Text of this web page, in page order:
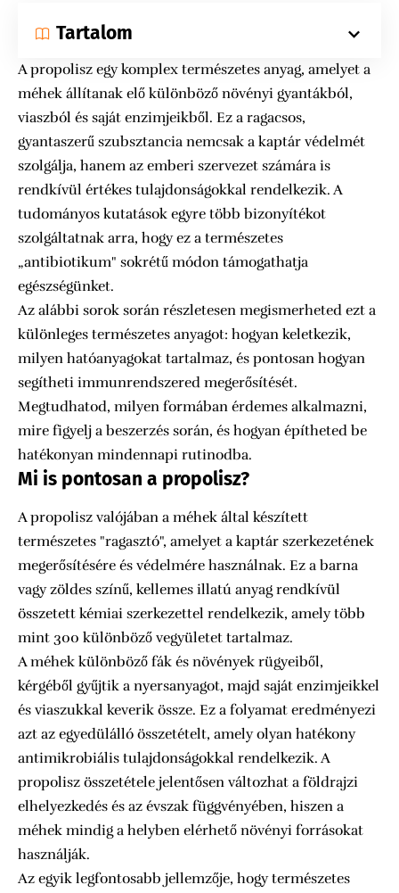
Tartalom
A propolisz egy komplex természetes anyag, amelyet a
méhek állítanak elő különböző növényi gyantákból,
viaszból és saját enzimjeikből. Ez a ragacsos,
gyantaszerű szubsztancia nemcsak a kaptár védelmét
szolgálja, hanem az emberi szervezet számára is
rendkívül értékes tulajdonságokkal rendelkezik. A
tudományos kutatások egyre több bizonyítékot
szolgáltatnak arra, hogy ez a természetes
„antibiotikum" sokrétű módon támogathatja
egészségünket.
Az alábbi sorok során részletesen megismerheted ezt a
különleges természetes anyagot: hogyan keletkezik,
milyen hatóanyagokat tartalmaz, és pontosan hogyan
segítheti immunrendszered megerősítését.
Megtudhatod, milyen formában érdemes alkalmazni,
mire figyelj a beszerzés során, és hogyan építheted be
hatékonyan mindennapi rutinodba.
Mi is pontosan a propolisz?
A propolisz valójában a méhek által készített
természetes "ragasztó", amelyet a kaptár szerkezetének
megerősítésére és védelmére használnak. Ez a barna
vagy zöldes színű, kellemes illatú anyag rendkívül
összetett kémiai szerkezettel rendelkezik, amely több
mint 300 különböző vegyületet tartalmaz.
A méhek különböző fák és növények rügyeiből,
kérgéből gyűjtik a nyersanyagot, majd saját enzimjeikkel
és viaszukkal keverik össze. Ez a folyamat eredményezi
azt az egyedülálló összetételt, amely olyan hatékony
antimikrobiális tulajdonságokkal rendelkezik. A
propolisz összetétele jelentősen változhat a földrajzi
elhelyezkedés és az évszak függvényében, hiszen a
méhek mindig a helyben elérhető növényi forrásokat
használják.
Az egyik legfontosabb jellemzője, hogy természetes